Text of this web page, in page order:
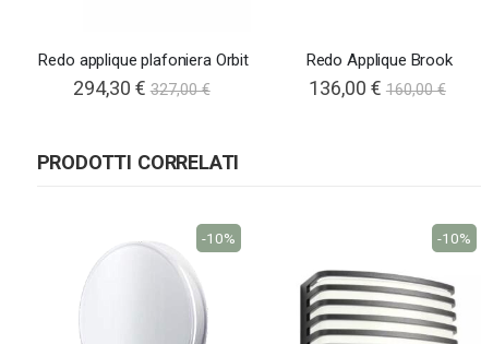
Redo applique plafoniera Orbit
294,30 € 327,00 €
Redo Applique Brook
136,00 € 160,00 €
PRODOTTI CORRELATI
-10% -10%